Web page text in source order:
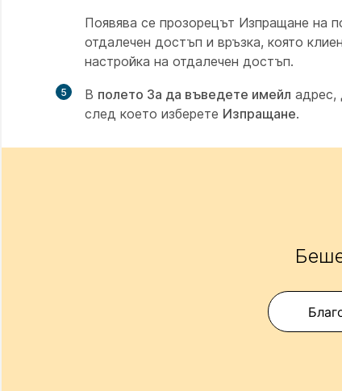
Появява се прозорецът Изпращане на
отдалечен достъп и връзка, която
настройка на отдалечен достъп.
5 В полето За да въведете имейл адрес,
след което изберете Изпращане.